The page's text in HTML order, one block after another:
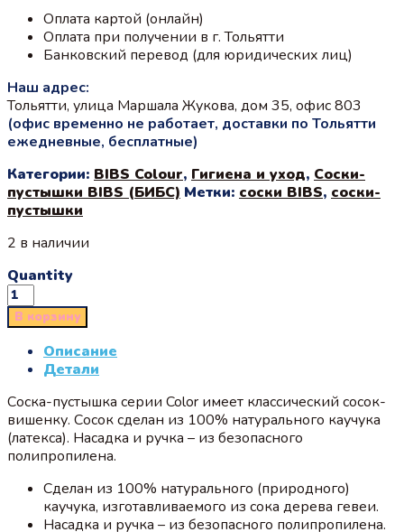
Оплата картой (онлайн)
Оплата при получении в г. Тольятти
Банковский перевод (для юридических лиц)
Наш адрес:
Тольятти, улица Маршала Жукова, дом 35, офис 803
(офис временно не работает, доставки по Тольятти
ежедневные, бесплатные)
Категории: BIBS Colour, Гигиена и уход, Соски-
пустышки BIBS (БИБС) Метки: соски BIBS, соски-
пустышки
2 в наличии
Quantity
В корзину
Описание
Детали
Соска-пустышка серии Color имеет классический сосок-
вишенку. Сосок сделан из 100% натурального каучука
(латекса). Насадка и ручка – из безопасного
полипропилена.
Сделан из 100% натурального (природного)
каучука, изготавливаемого из сока дерева гевеи.
Насадка и ручка – из безопасного полипропилена.